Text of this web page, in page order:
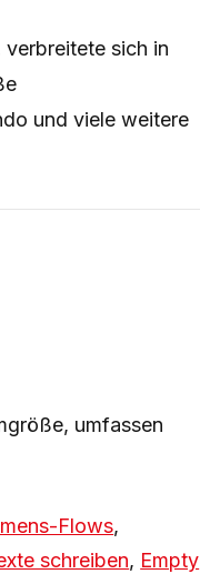
sich in
und viele weitere
umfassen
Flows,
schreiben, Empty